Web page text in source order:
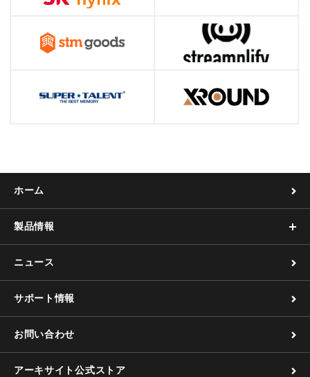
ホーム
製品情報
ニュース
サポート情報
お問い合わせ
アーキサイト公式ストア